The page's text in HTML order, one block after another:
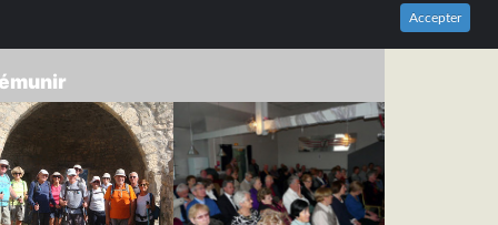
Accepter
DU-RHÔNE